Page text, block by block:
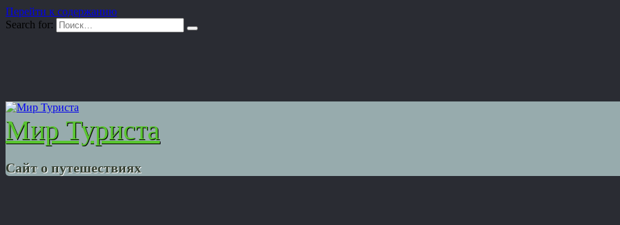
Перейти к содержанию
Search for:
Мир Туриста
Сайт о путешествиях